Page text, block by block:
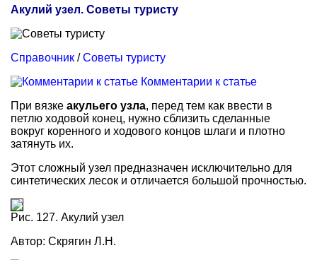
Акулий узел. Советы туристу
Справочник /Советы туристу
Комментарии к статье
При вязке акульего узла, перед тем как ввести в
петлю ходовой конец, нужно сблизить сделанные
вокруг коренного и ходового концов шлаги и плотно
затянуть их.
Этот сложный узел предназначен исключительно для
синтетических лесок и отличается большой прочностью.
Рис. 127. Акулий узел
Автор: Скрягин Л.Н.